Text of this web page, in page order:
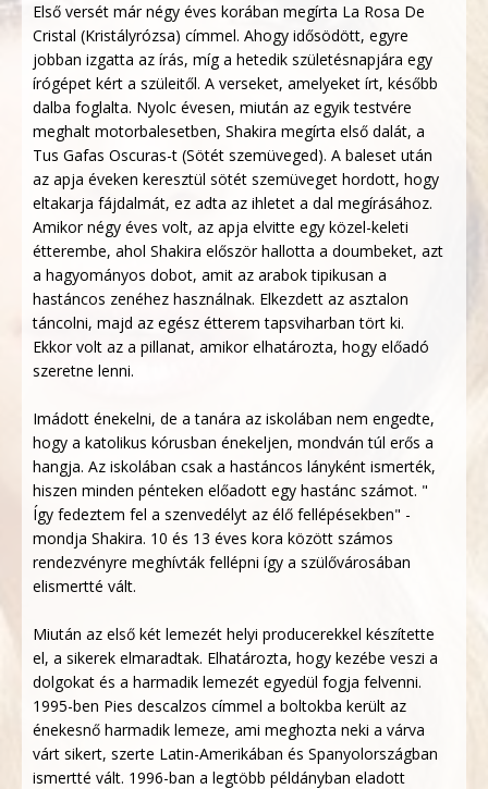
Első versét már négy éves korában megírta La Rosa De
Cristal (Kristályrózsa) címmel. Ahogy idősödött, egyre
jobban izgatta az írás, míg a hetedik születésnapjára egy
írógépet kért a szüleitől. A verseket, amelyeket írt, később
dalba foglalta. Nyolc évesen, miután az egyik testvére
meghalt motorbalesetben, Shakira megírta első dalát, a
Tus Gafas Oscuras-t (Sötét szemüveged). A baleset után
az apja éveken keresztül sötét szemüveget hordott, hogy
eltakarja fájdalmát, ez adta az ihletet a dal megírásához.
Amikor négy éves volt, az apja elvitte egy közel-keleti
étterembe, ahol Shakira először hallotta a doumbeket, azt
a hagyományos dobot, amit az arabok tipikusan a
hastáncos zenéhez használnak. Elkezdett az asztalon
táncolni, majd az egész étterem tapsviharban tört ki.
Ekkor volt az a pillanat, amikor elhatározta, hogy előadó
szeretne lenni.
Imádott énekelni, de a tanára az iskolában nem engedte,
hogy a katolikus kórusban énekeljen, mondván túl erős a
hangja. Az iskolában csak a hastáncos lányként ismerték,
hiszen minden pénteken előadott egy hastánc számot. "
Így fedeztem fel a szenvedélyt az élő fellépésekben" -
mondja Shakira. 10 és 13 éves kora között számos
rendezvényre meghívták fellépni így a szülővárosában
elismertté vált.
Miután az első két lemezét helyi producerekkel készítette
el, a sikerek elmaradtak. Elhatározta, hogy kezébe veszi a
dolgokat és a harmadik lemezét egyedül fogja felvenni.
1995-ben Pies descalzos címmel a boltokba került az
énekesnő harmadik lemeze, ami meghozta neki a várva
várt sikert, szerte Latin-Amerikában és Spanyolországban
ismertté vált. 1996-ban a legtöbb példányban eladott